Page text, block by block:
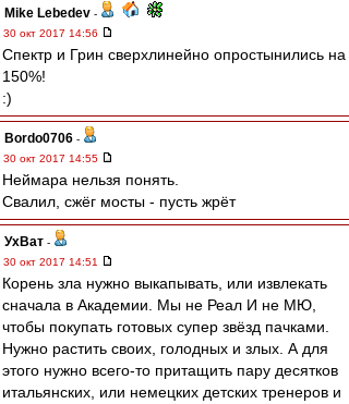
Mike Lebedev -
30 окт 2017 14:56
Спектр и Грин сверхлинейно опростынились на
150%!
:)
Bordo0706 -
30 окт 2017 14:55
Неймара нельзя понять.
Свалил, сжёг мосты - пусть жрёт
УхВат -
30 окт 2017 14:51
Корень зла нужно выкапывать, или извлекать
сначала в Академии. Мы не Реал И не МЮ,
чтобы покупать готовых супер звёзд пачками.
Нужно растить своих, голодных и злых. А для
этого нужно всего-то притащить пару десятков
итальянских, или немецких детских тренеров и